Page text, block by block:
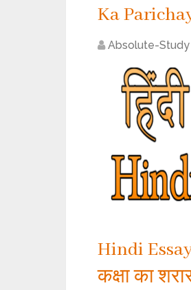
Ka
Absolute-Study
Hindi
कक्षा का